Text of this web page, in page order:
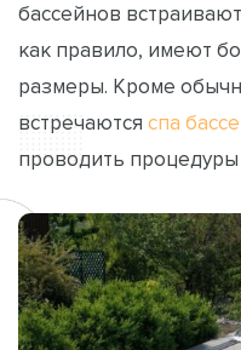
бассейнов
как правило, имеют
размеры. Кроме
встречаются спа
проводить процедуры